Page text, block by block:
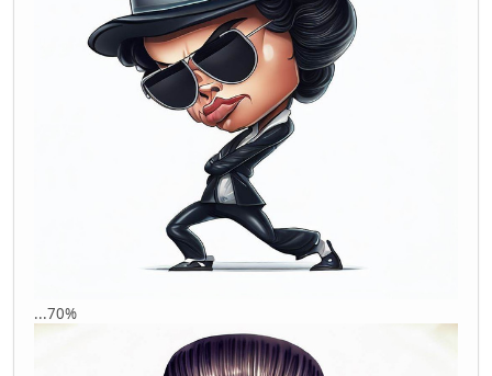
...70%